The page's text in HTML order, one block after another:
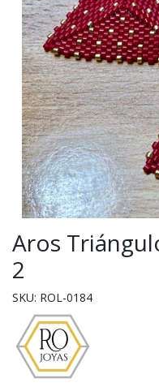
Aros
2
SKU: ROL-0184